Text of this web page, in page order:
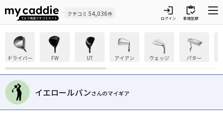
クチコミ 54,036件 login
ログイン
inventory
新規登録
ドライバー FW UT アイアン ウェッジ パター
イエロールパンさんのマイギア